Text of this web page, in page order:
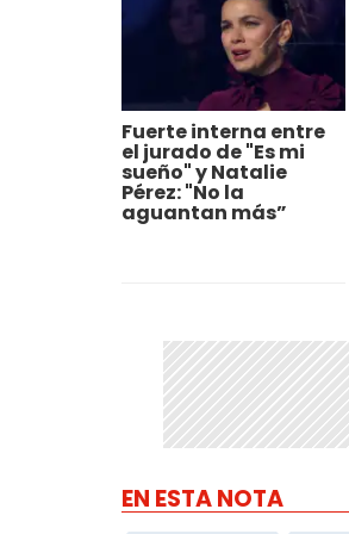
Fuerte interna entre
el jurado de "Es mi
sueño" y Natalie
Pérez: "No la
aguantan más”
EN ESTA NOTA